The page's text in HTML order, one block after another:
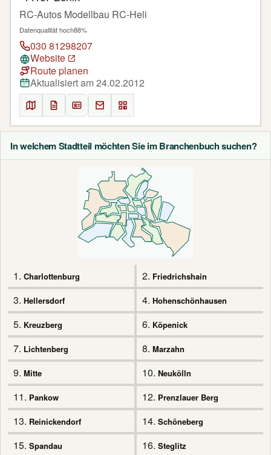
In welchem Stadtteil möchten Sie im Branchenbuch suchen?
1. Charlottenburg 2. Friedrichshain
3. Hellersdorf 4. Hohenschönhausen
5. Kreuzberg 6. Köpenick
7. Lichtenberg 8. Marzahn
9. Mitte 10. Neukölln
11. Pankow 12. Prenzlauer Berg
13. Reinickendorf 14. Schöneberg
15. Spandau 16. Steglitz
RC-Autos Modellbau RC-Heli
Datenqualität hoch88%
030 81298207
Website
Route planen
Aktualisiert am 24.02.2012